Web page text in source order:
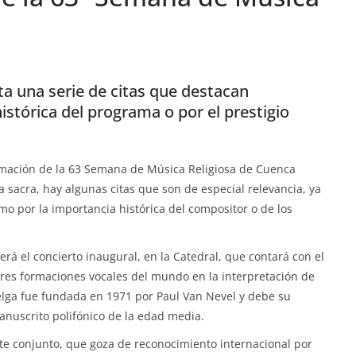
una serie de citas que destacan
del programa o por el prestigio
de la 63 Semana de Música Religiosa de Cuenca
hay algunas citas que son de especial relevancia, ya
por la importancia histórica del compositor o de los
el concierto inaugural, en la Catedral, que contará con el
formaciones vocales del mundo en la interpretación de
fue fundada en 1971 por Paul Van Nevel y debe su
polifónico de la edad media.
conjunto, que goza de reconocimiento internacional por